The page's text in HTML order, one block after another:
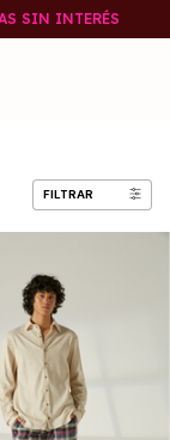
SIN INTERÉS
FILTRAR